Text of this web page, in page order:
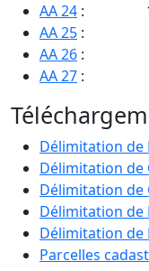
AA 24 :
AA 25 :
AA 26 :
AA 27 :
AA 34:
AA 35:
AA 36:
AA 37:
AA 38:
AA 39:
AA 40:
Délimitation de
Délimitation de
Délimitation de
Délimitation de
Délimitation de
Parcelles